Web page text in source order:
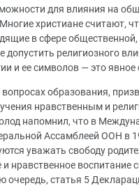
для влияния на
христиане считают,
в сфере
религиозного
и ее символов — это
образования,
нравственным и
напомнил, что в
Ассамблеей ООН в
уважать свободу
нравственное воспитание
статья 5